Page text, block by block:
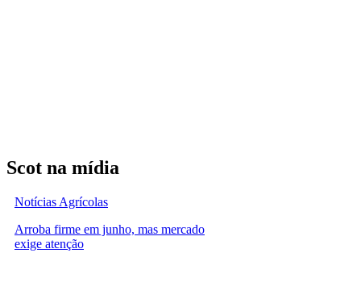
Scot na mídia
Notícias Agrícolas
Arroba firme em junho, mas mercado
exige atenção